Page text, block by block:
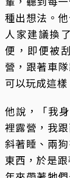
種出想法。
人家建議換
便，即便被
營，跟著車
可以玩成這樣
他說，「我
裡露營，我
斜著睡、兩
東西，於是